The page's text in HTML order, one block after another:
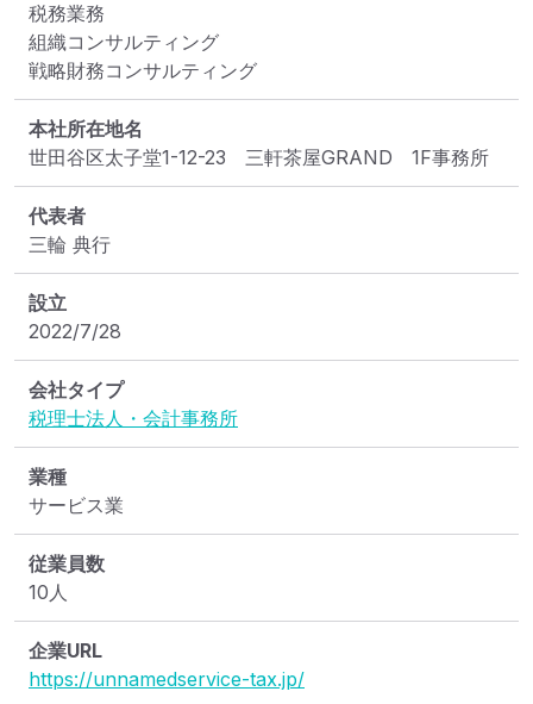
税務業務
組織コンサルティング
戦略財務コンサルティング
本社所在地名
世田谷区太子堂1-12-23　三軒茶屋GRAND　1F事務所
代表者
三輪 典行
設立
2022/7/28
会社タイプ
税理士法人・会計事務所
業種
サービス業
従業員数
10人
企業URL
https://unnamedservice-tax.jp/